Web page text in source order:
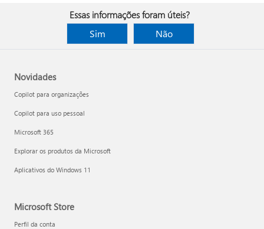
Essas informações foram úteis?
Sim
Não
Novidades
Copilot para organizações
Copilot para uso pessoal
Microsoft 365
Explorar os produtos da Microsoft
Aplicativos do Windows 11
Microsoft Store
Perfil da conta